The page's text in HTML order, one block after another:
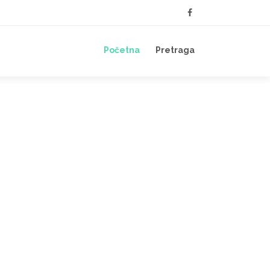
Početna Pretraga